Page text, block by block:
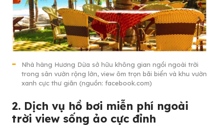
Nhà hàng Hương Dừa sở hữu không gian ngồi ngoài trời
trong sân vườn rộng lớn, view ôm trọn bãi biển và khu vườn
xanh cực thư giãn (nguồn: facebook.com)
2. Dịch vụ hồ bơi miễn phí ngoài
trời view sống ảo cực đỉnh